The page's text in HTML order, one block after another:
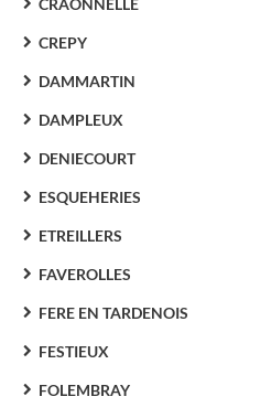
CRAONNELLE
CREPY
DAMMARTIN
DAMPLEUX
DENIECOURT
ESQUEHERIES
ETREILLERS
FAVEROLLES
FERE EN TARDENOIS
FESTIEUX
FOLEMBRAY